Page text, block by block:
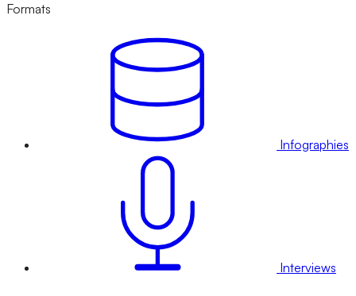
Formats
Infographies
Interviews